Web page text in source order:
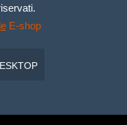
E-shop